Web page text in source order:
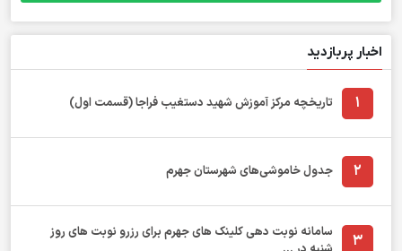
اخبار پربازدید
1 تاریخچه مرکز آموزش شهید دستغیب فراجا (قسمت اول)
2 جدول خاموشی‌های شهرستان جهرم
3
سامانه نوبت دهی کلینک های جهرم برای رزرو نوبت های روز